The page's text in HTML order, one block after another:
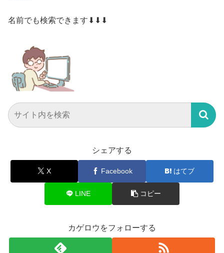
名前でも検索できます⬇⬇⬇
シェアする
X Facebook はてブ
LINE コピー
カゲロウをフォローする